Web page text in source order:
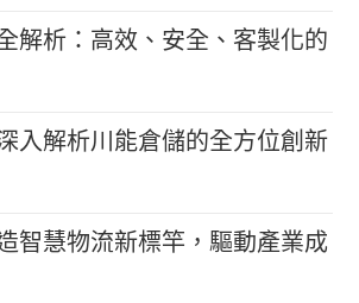
解析：高效、安全、客製化的
入解析川能倉儲的全方位創新
智慧物流新標竿，驅動產業成